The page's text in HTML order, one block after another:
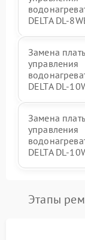
DELTA DL-
Замена
управления
DELTA DL-
Замена
управления
DELTA DL-
Этапы